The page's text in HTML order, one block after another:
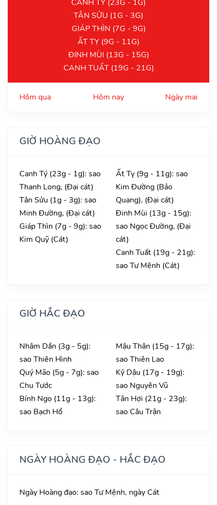
CANH TÝ (23G - 1G)
TÂN SỬU (1G - 3G)
GIÁP THÌN (7G - 9G)
ẤT TỴ (9G - 11G)
ĐINH MÙI (13G - 15G)
CANH TUẤT (19G - 21G)
Hôm qua Hôm nay Ngày mai
GIỜ HOÀNG ĐẠO
Canh Tý (23g - 1g): sao
Thanh Long, (Đại cát)
Tân Sửu (1g - 3g): sao
Minh Đường, (Đại cát)
Giáp Thìn (7g - 9g): sao
Kim Quỹ (Cát)
Ất Tỵ (9g - 11g): sao
Kim Đường (Bảo
Quang), (Đại cát)
Đinh Mùi (13g - 15g):
sao Ngọc Đường, (Đại
cát)
Canh Tuất (19g - 21g):
sao Tư Mệnh (Cát)
GIỜ HẮC ĐẠO
Nhâm Dần (3g - 5g):
sao Thiên Hình
Quý Mão (5g - 7g): sao
Chu Tước
Bính Ngọ (11g - 13g):
sao Bạch Hổ
Mậu Thân (15g - 17g):
sao Thiên Lao
Kỷ Dậu (17g - 19g):
sao Nguyên Vũ
Tân Hợi (21g - 23g):
sao Câu Trận
NGÀY HOÀNG ĐẠO - HẮC ĐẠO
Ngày Hoàng đạo: sao Tư Mệnh, ngày Cát